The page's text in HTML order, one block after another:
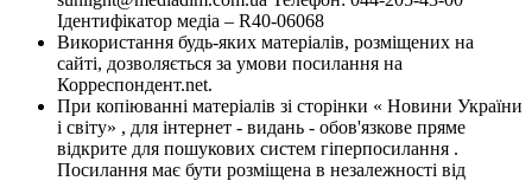
Ідентифікатор медіа – R40-06068
Використання будь-яких матеріалів, розміщених на
сайті, дозволяється за умови посилання на
Корреспондент.net.
При копіюванні матеріалів зі сторінки « Новини України
і світу» , для інтернет - видань - обов'язкове пряме
відкрите для пошукових систем гіперпосилання .
Посилання має бути розміщена в незалежності від